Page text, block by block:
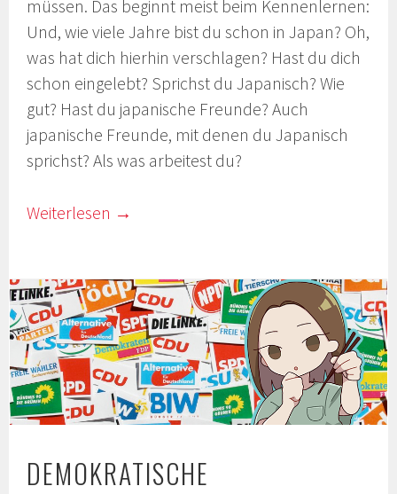
müssen. Das beginnt meist beim Kennenlernen:
Und, wie viele Jahre bist du schon in Japan? Oh,
was hat dich hierhin verschlagen? Hast du dich
schon eingelebt? Sprichst du Japanisch? Wie
gut? Hast du japanische Freunde? Auch
japanische Freunde, mit denen du Japanisch
sprichst? Als was arbeitest du?
Weiterlesen →
DEMOKRATISCHE